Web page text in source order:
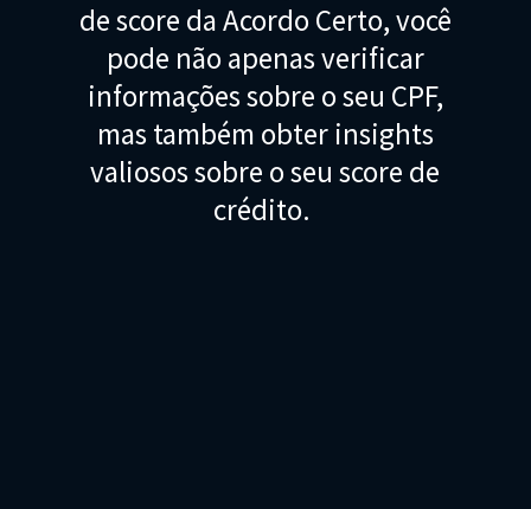
de score da Acordo Certo, você
pode não apenas verificar
informações sobre o seu CPF,
mas também obter insights
valiosos sobre o seu score de
crédito.